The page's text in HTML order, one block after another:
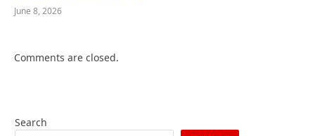
June 8, 2026
Comments are closed.
Search